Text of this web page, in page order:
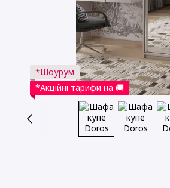
*Шоурум
*Акційні тарифи на 🚚